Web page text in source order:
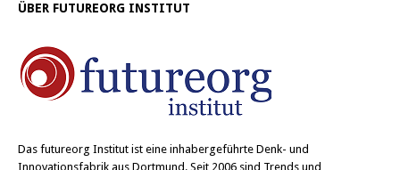
ÜBER FUTUREORG INSTITUT
Das futureorg Institut ist eine inhabergeführte Denk- und
Innovationsfabrik aus Dortmund. Seit 2006 sind Trends und